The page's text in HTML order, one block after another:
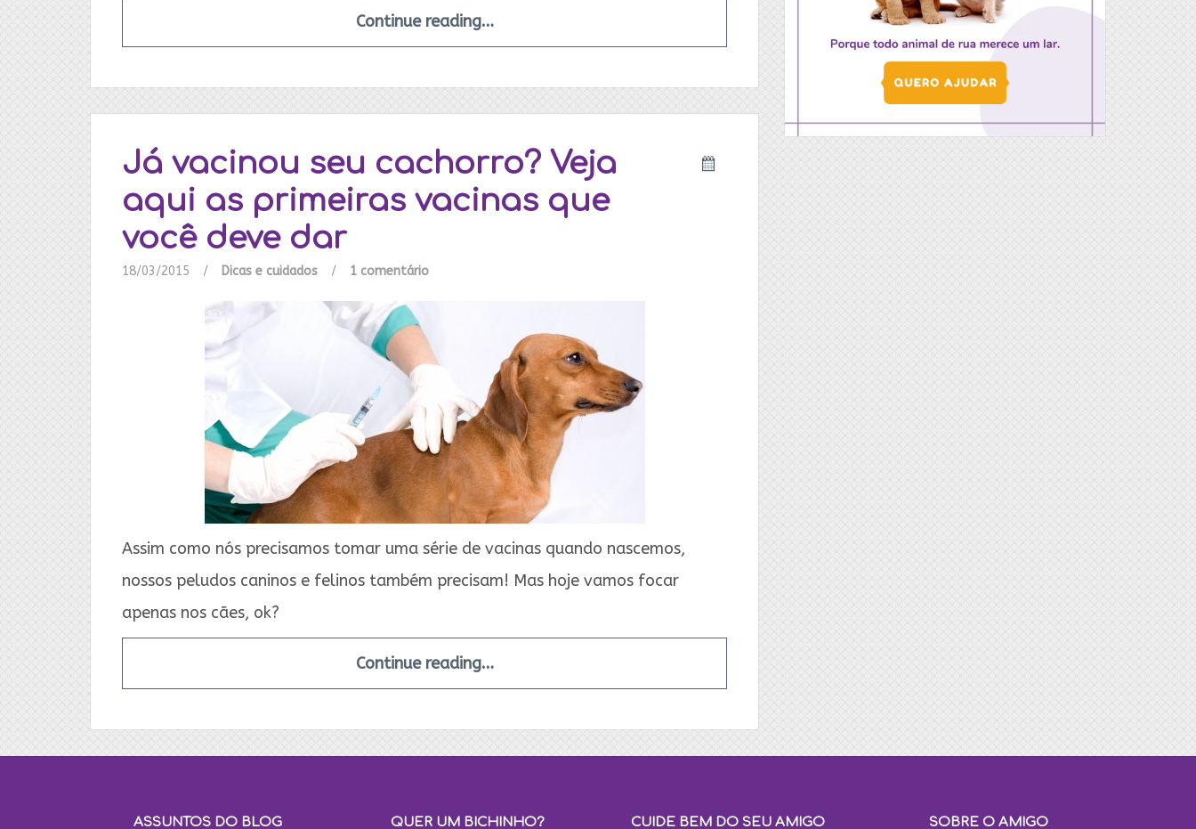
Continue reading…
Já vacinou seu cachorro? Veja
aqui as primeiras vacinas que
você deve dar
18/03/2015 / Dicas e cuidados / 1 comentário
Assim como nós precisamos tomar uma série de vacinas quando nascemos,
nossos peludos caninos e felinos também precisam! Mas hoje vamos focar
apenas nos cães, ok?
Continue reading…
ASSUNTOS DO BLOG QUER UM BICHINHO? CUIDE BEM DO SEU AMIGO SOBRE O AMIGO